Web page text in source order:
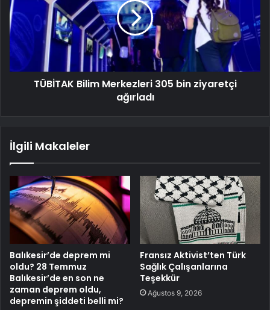
TÜBİTAK Bilim Merkezleri 305 bin ziyaretçi
ağırladı
İlgili Makaleler
Balıkesir’de deprem mi
oldu? 28 Temmuz
Balıkesir’de en son ne
zaman deprem oldu,
depremin şiddeti belli mi?
Fransız Aktivist’ten Türk
Sağlık Çalışanlarına
Teşekkür
Ağustos 9, 2026